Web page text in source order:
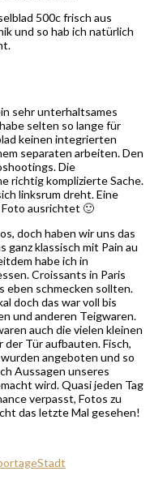
500c frisch aus
und so hab ich natürlich
sehr unterhaltsames
selten so lange für
keinen integrierten
separaten arbeiten. Den
Die
richtig komplizierte Sache.
linksrum dreht. Eine
ausrichtet 🙂
doch haben wir uns das
ganz klassisch mit Pain au
habe ich in
Croissants in Paris
eben schmecken sollten.
doch das war voll bis
und anderen Teigwaren.
auch die vielen kleinen
der Tür aufbauten. Fisch,
angeboten und so
Aussagen unseres
wird. Quasi jeden Tag
verpasst, Fotos zu
das letzte Mal gesehen!
Stadt